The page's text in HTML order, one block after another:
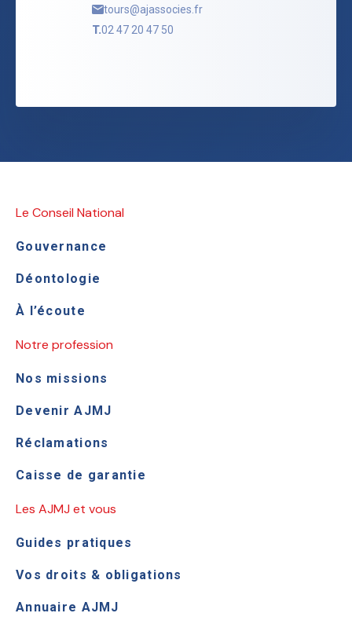
tours@ajassocies.fr
T.02 47 20 47 50
Le Conseil National
Gouvernance
Déontologie
À l’écoute
Notre profession
Nos missions
Devenir AJMJ
Réclamations
Caisse de garantie
Les AJMJ et vous
Guides pratiques
Vos droits & obligations
Annuaire AJMJ